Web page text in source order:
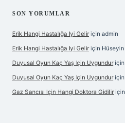
SON YORUMLAR
Erik Hangi Hastalığa Iyi Gelir için admin
Erik Hangi Hastalığa Iyi Gelir için Hüseyin
Duyusal Oyun Kaç Yaş Için Uygundur için
Duyusal Oyun Kaç Yaş Için Uygundur için
Gaz Sancısı Için Hangi Doktora Gidilir için